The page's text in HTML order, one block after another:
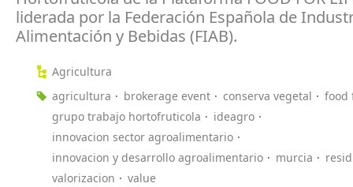
liderada por la Federación Española de
Alimentación y Bebidas (FIAB).
Agricultura
agricultura
brokerage event conserva vegetal
food
grupo trabajo hortofruticola
ideagro
innovacion sector agroalimentario
innovacion y desarrollo agroalimentario
murcia
valorizacion
value